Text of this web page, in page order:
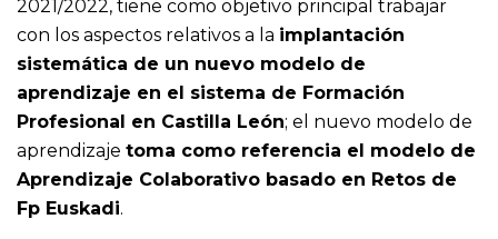
2021/2022, tiene como objetivo principal trabajar
con los aspectos relativos a la implantación
sistemática de un nuevo modelo de
aprendizaje en el sistema de Formación
Profesional en Castilla León; el nuevo modelo de
aprendizaje toma como referencia el modelo de
Aprendizaje Colaborativo basado en Retos de
Fp Euskadi.